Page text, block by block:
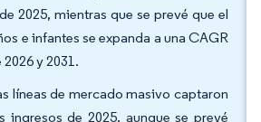
2025, mientras que se prevé que el
e infantes se expanda a una CAGR
y 2031.
líneas de mercado masivo captaron
ingresos de 2025, aunque se prevé